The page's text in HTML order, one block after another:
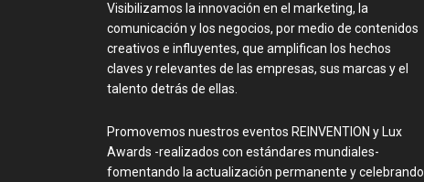
Visibilizamos la innovación en el marketing, la
comunicación y los negocios, por medio de contenidos
creativos e influyentes, que amplifican los hechos
claves y relevantes de las empresas, sus marcas y el
talento detrás de ellas.
Promovemos nuestros eventos REINVENTION y Lux
Awards -realizados con estándares mundiales-
fomentando la actualización permanente y celebrando